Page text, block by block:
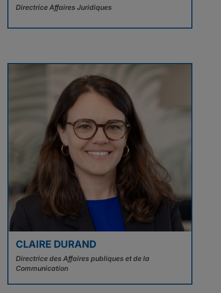
Directrice Affaires Juridiques
CLAIRE DURAND
Directrice des Affaires publiques et de la
Communication